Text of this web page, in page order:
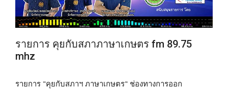
รายการ คุยกับสภาภาษาเกษตร fm 89.75
mhz
รายการ "คุยกับสภาฯ ภาษาเกษตร" ช่องทางการออก